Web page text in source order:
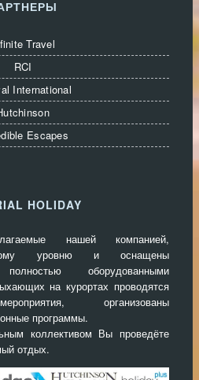
Travel
RCI
International
Escapes
HOLIDAY
нашей компанией,
уровню и оснащены
оборудованными
на курортах проводятся
организованы
программы.
коллективом Вы проведёте
отдых.